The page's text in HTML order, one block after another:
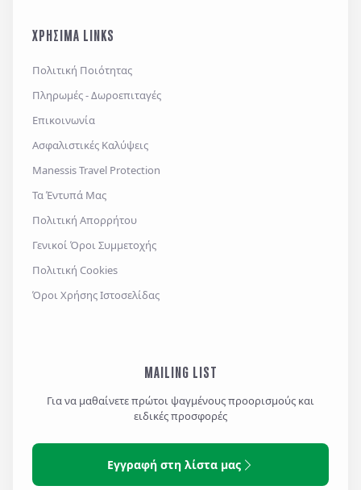
ΧΡΗΣΙΜΑ LINKS
Πολιτική Ποιότητας
Πληρωμές - Δωροεπιταγές
Επικοινωνία
Ασφαλιστικές Καλύψεις
Manessis Travel Protection
Τα Έντυπά Μας
Πολιτική Απορρήτου
Γενικοί Όροι Συμμετοχής
Πολιτική Cookies
Όροι Χρήσης Ιστοσελίδας
MAILING LIST
Για να μαθαίνετε πρώτοι ψαγμένους προορισμούς και
ειδικές προσφορές
Εγγραφή στη λίστα μας